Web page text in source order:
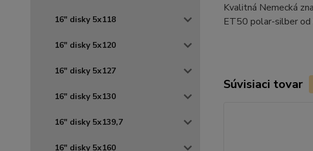
16" disky 5x118
16" disky 5x120
16" disky 5x127
16" disky 5x130
16" disky 5x139,7
16" disky 5x160
Kvalitná Nemecká
ET50 polar-silber od
Súvisiaci tovar